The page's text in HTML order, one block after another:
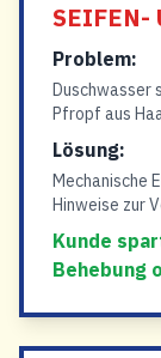
SEIFEN-
Problem:
Duschwasser
Pfropf aus
Lösung:
Mechanische
Hinweise zur
Kunde
Behebung